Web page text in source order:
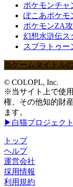
ポケモンチャ
ぽこあポケモ
ポケモンZA
幻想水滸伝ス
スプラトゥー
当ゲームタイトル
© COLOPL, Inc.
※当サイト上で使
権、その他知的財
ます。
▶白猫プロジェク
トップ
ヘルプ
運営会社
採用情報
利用規約